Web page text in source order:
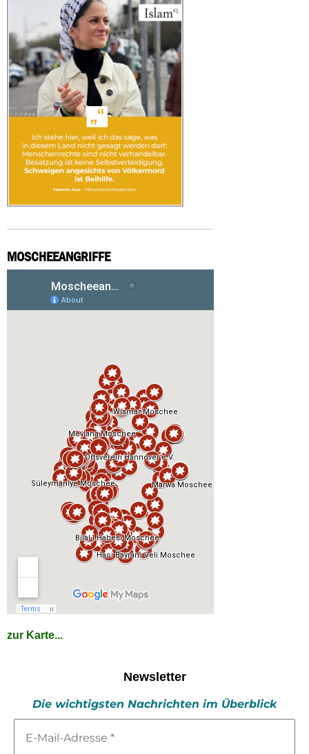
MOSCHEEANGRIFFE
zur Karte...
Newsletter
Die wichtigsten Nachrichten im Überblick
Mail-